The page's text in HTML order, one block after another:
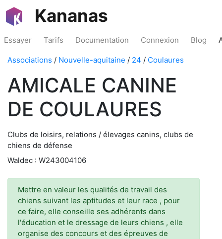
Kananas
Essayer Tarifs Documentation Connexion Blog
Associations / Nouvelle-aquitaine / 24 / Coulaures
AMICALE CANINE
DE COULAURES
Clubs de loisirs, relations / élevages canins, clubs de
chiens de défense
Waldec : W243004106
Mettre en valeur les qualités de travail des
chiens suivant les aptitudes et leur race , pour
ce faire, elle conseille ses adhérents dans
l'éducation et le dressage de leurs chiens , elle
organise des concours et des épreuves de